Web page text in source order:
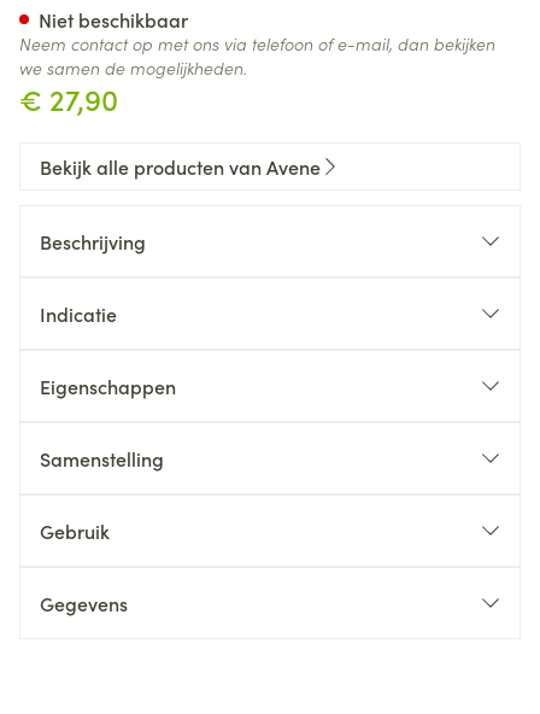
€ 27,90
Niet beschikbaar
Neem contact op met ons via telefoon of e-mail, dan bekijken
we samen de mogelijkheden.
Bekijk alle producten van Avene
Beschrijving
Indicatie
Eigenschappen
Samenstelling
Gebruik
Gegevens